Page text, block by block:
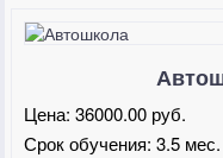
Цена:36000.00 руб.
Срок обучения:3.5 мес.